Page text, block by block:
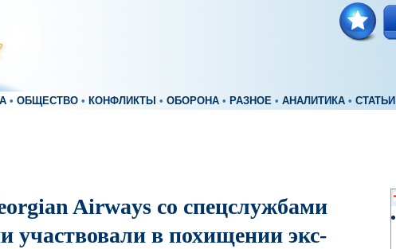
• ОБЩЕСТВО • КОНФЛИКТЫ • ОБОРОНА • РАЗНОЕ • АНАЛИТИКА • СТАТЬИ
Airways со спецслужбами
участвовали в похищении экс-